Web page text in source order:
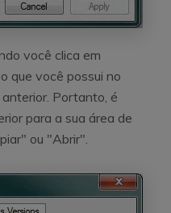
você clica em
que você possui no
Portanto, é
para a sua área de
ou "Abrir".